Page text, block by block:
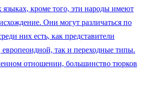
языках, кроме того, эти народы имеют
Они могут различаться по
них есть, как представители
так и переходные типы.
отношении, большинство тюрков